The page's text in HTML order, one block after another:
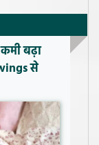
बढ़ा
से